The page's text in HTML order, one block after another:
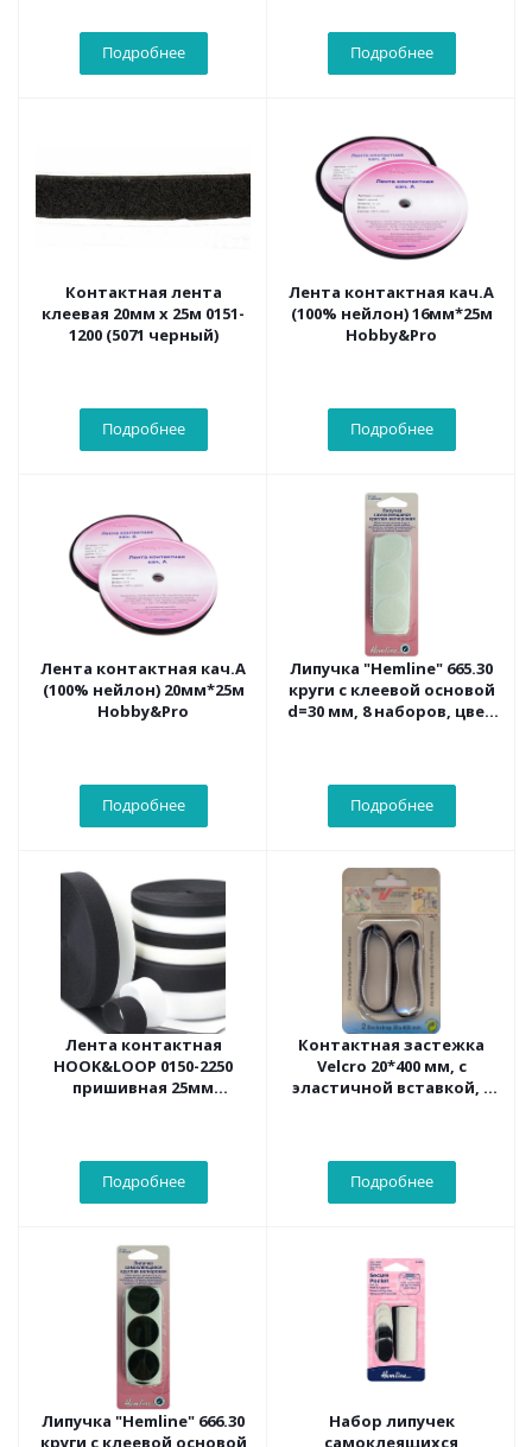
Подробнее Подробнее
Контактная лента
клеевая 20мм х 25м 0151-
1200 (5071 черный)
Подробнее
Лента контактная кач.A
(100% нейлон) 16мм*25м
Hobby&Pro
Подробнее
Лента контактная кач.A
(100% нейлон) 20мм*25м
Hobby&Pro
Подробнее
Липучка "Hemline" 665.30
круги с клеевой основой
d=30 мм, 8 наборов, цвет
Подробнее
Лента контактная
HOOK&LOOP 0150-2250
пришивная 25мм
Подробнее
Контактная застежка
Velcro 20*400 мм, с
эластичной вставкой, 2
Подробнее
Липучка "Hemline" 666.30
круги с клеевой основой
Набор липучек
самоклеящихся